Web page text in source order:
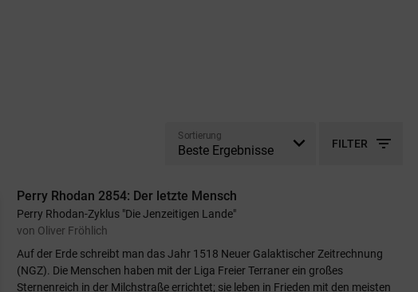
Sortierung
FILTER filter_list
Perry Rhodan 2854: Der letzte Mensch
Perry Rhodan-Zyklus "Die Jenzeitigen Lande"
von Oliver Fröhlich
Auf der Erde schreibt man das Jahr 1518 Neuer Galaktischer Zeitrechnung
(NGZ). Die Menschen haben mit der Liga Freier Terraner ein großes
Sternenreich in der Milchstraße errichtet; sie leben in Frieden mit den meisten